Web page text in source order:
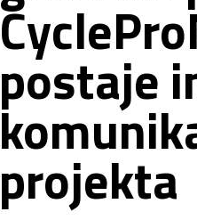
postaje
projekta